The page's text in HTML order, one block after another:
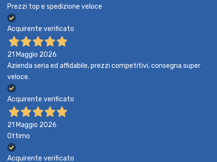
Prezzi top e spedizione veloce
Acquirente verificato
21 Maggio 2026
Azienda seria ed affidabile, prezzi competitivi, consegna super
veloce.
Acquirente verificato
21 Maggio 2026
Ottimo
Acquirente verificato